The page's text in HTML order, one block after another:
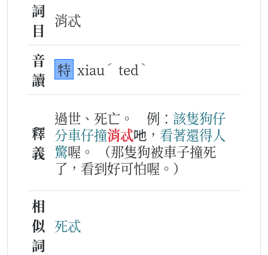
詞
目
消忒
音
讀
特 xiau ˊ ted ˋ
釋
義
過世、死亡。 例： 該隻狗仔
分車仔撞消忒吔， 看著還得人
驚喔。
（那隻狗被車子撞死
了，看到好可怕喔。）
相
似
詞
死忒